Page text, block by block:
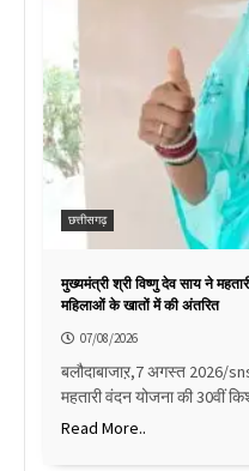
छत्तीसगढ़
मुख्यमंत्री श्री विष्णु देव साय ने
महिलाओं के खातों में की अंतरित
07/08/2026
बलौदाबाजाऱ,7 अगस्त 2026/
महतारी वंदन योजना की 30वीं
Read More..